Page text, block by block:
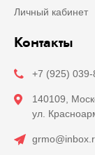
Личный кабинет
Контакты
+7 (925)
140109,
ул.